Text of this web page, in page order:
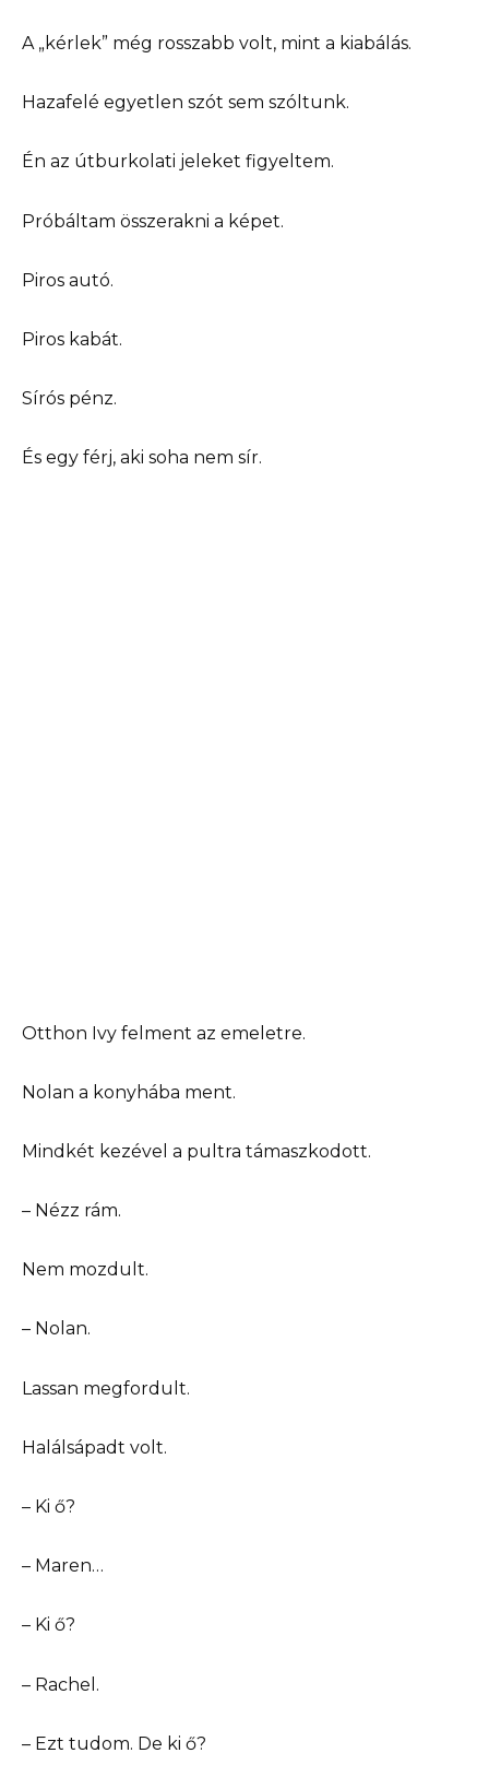
A „kérlek” még rosszabb volt, mint a kiabálás.
Hazafelé egyetlen szót sem szóltunk.
Én az útburkolati jeleket figyeltem.
Próbáltam összerakni a képet.
Piros autó.
Piros kabát.
Sírós pénz.
És egy férj, aki soha nem sír.
Otthon Ivy felment az emeletre.
Nolan a konyhába ment.
Mindkét kezével a pultra támaszkodott.
– Nézz rám.
Nem mozdult.
– Nolan.
Lassan megfordult.
Halálsápadt volt.
– Ki ő?
– Maren…
– Ki ő?
– Rachel.
– Ezt tudom. De ki ő?